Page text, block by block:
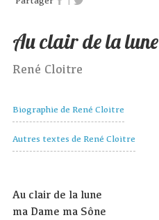
Au clair de la lune
René Cloitre
Biographie de René Cloitre
Autres textes de René Cloitre
Au clair de la lune
ma Dame ma Sône